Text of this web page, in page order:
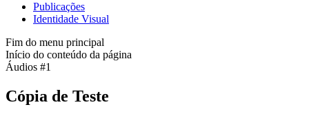
Publicações
Identidade Visual
Fim do menu principal
Início do conteúdo da página
Áudios #1
Cópia de Teste